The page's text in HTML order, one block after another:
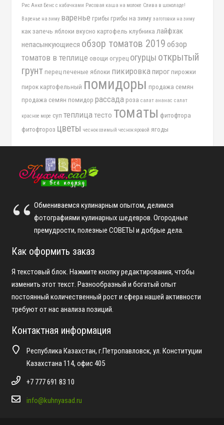
Рис Анкл Бенс с кабачками Рисовая каша на молоке Слива в шоколаде!
Варенье на зиму варенье грибы грибы на зиму заготовки на зиму
как запечь яблоки вкусно картофель клубника лайфхак
непасынкующиеся обзор томатов 2019 обзор
томатов в теплице овощи огурец огурцы открытый
грунт перец печеные яблоки пикировка пирог пирожки
пирок картофельный помидоры продажа семян
продажа семян помидор рассада роза салат ананас салат
красное море суп теплица тесто томаты фитофтора
фитофтороз цветы чеснок озимый чеснок яровой ягоды
Обмениваемся кулинарным опытом, делимся
фотографиями кулинарных шедевров. Огородные
премудрости, полезные СОВЕТЫ и добрые дела.
Как оформить заказ
Я текстовый блок. Нажмите кнопку редактирования, чтобы
изменить этот текст. Разнообразный и богатый опыт
постоянный количественный рост и сфера нашей активности
требуют от нас анализа позиций.
Контактная информация
Республика Казахстан, г.Петропавловск, ул. Конституции
Казахстана 114, офис 405
+7 777 691 83 10
info@kuhnyasad.ru